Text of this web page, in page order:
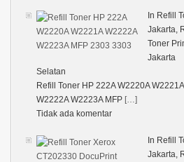
In Refill
Jakarta,
Toner
Jakarta
Selatan
Refill Toner HP 222A W2220A W2221A
W2222A W2223A MFP […]
Tidak ada komentar
In Refill
Jakarta,